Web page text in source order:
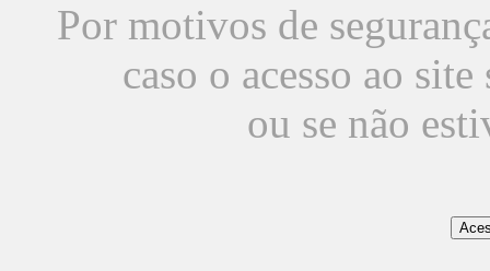
Por motivos de
caso o acesso ao
ou se não